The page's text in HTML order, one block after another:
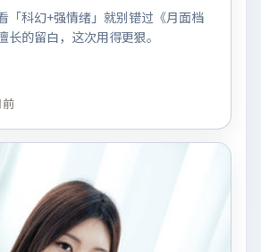
「科幻+强情绪」就别错过《月面档
长的留白，这次用得更狠。
前